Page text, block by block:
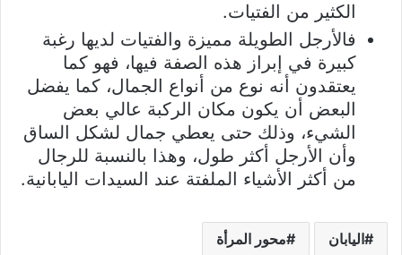
الكثير من الفتيات.
فالأرجل الطويلة مميزة والفتيات لديها رغبة
كبيرة في إبراز هذه الصفة فيها، فهو كما
يعتقدون أنه نوع من أنواع الجمال، كما يفضل
البعض أن يكون مكان الركبة عالي بعض
الشيء، وذلك حتى يعطي جمال لشكل الساق
وأن الأرجل أكثر طول، وهذا بالنسبة للرجال
من أكثر الأشياء الملفتة عند السيدات اليابانية.
اليابان محور المرأة